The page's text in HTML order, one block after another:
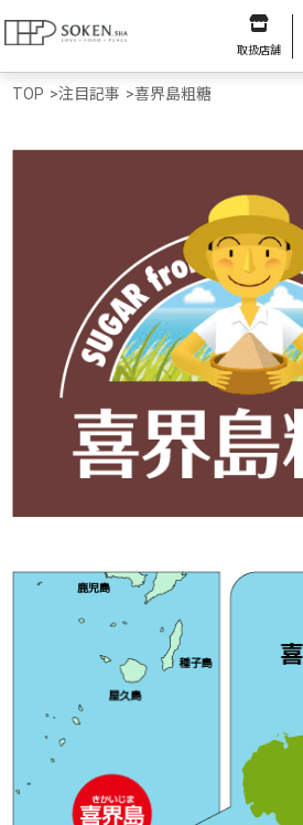
取扱店舗
TOP >注目記事 >喜界島粗糖